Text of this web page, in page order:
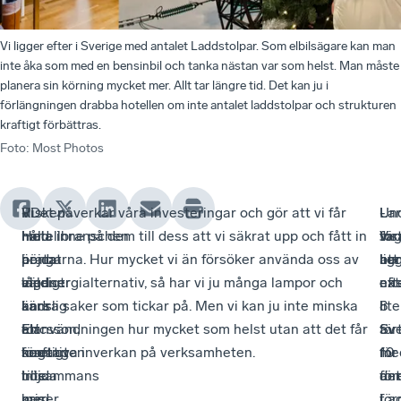
Vi ligger efter i Sverige med antalet Laddstolpar. Som elbilsägare kan man
inte åka som med en bensinbil och tanka nästan var som helst. Man måste
planera sin körning mycket mer. Allt tar längre tid. Det kan ju i
förlängningen drabba hotellen om inte antalet laddstolpar och strukturen
kraftigt förbättras.
Foto: Most Photos
Vi
har
pratat
med
Lars
Ericsson,
som
tillsammans
-
Hotellbranschen
är
väldigt
känslig
för
kraftigt
höjda
Risken
med
höjda
elpriser
är
att
företagen
inte
- Det påverkar våra investeringar och gör att vi får
hålla inne på dem till dess att vi säkrat upp och fått in
pengarna. Hur mycket vi än försöker använda oss av
lågenergialternativ, så har vi ju många lampor och
andra saker som tickar på. Men vi kan ju inte minska
elanvändningen hur mycket som helst utan att det får
negativa inverkan på verksamheten.
-
Vi
i
att
8
av
10
-
Jag
har
lite
för